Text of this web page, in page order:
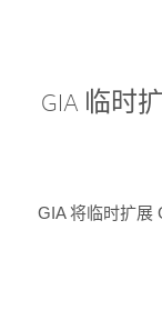
GIA 临时
GIA 将临时扩展